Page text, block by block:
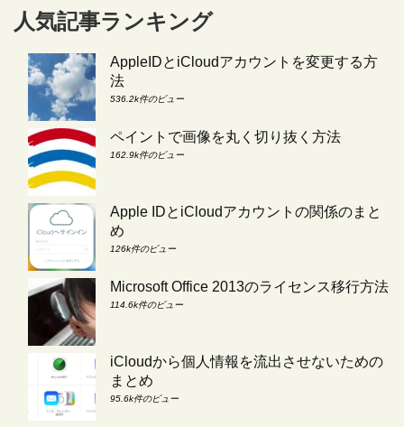
人気記事ランキング
AppleIDとiCloudアカウントを変更する方
法
536.2k件のビュー
ペイントで画像を丸く切り抜く方法
162.9k件のビュー
Apple IDとiCloudアカウントの関係のまと
め
126k件のビュー
Microsoft Office 2013のライセンス移行方法
114.6k件のビュー
iCloudから個人情報を流出させないための
まとめ
95.6k件のビュー